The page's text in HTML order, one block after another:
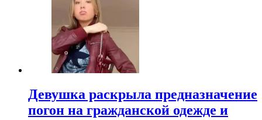
Девушка раскрыла предназначение
погон на гражданской одежде и